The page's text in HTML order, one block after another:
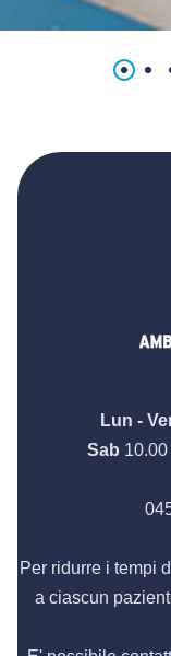
Lun -
Sab
Per ridurre i tempi
a ciascun